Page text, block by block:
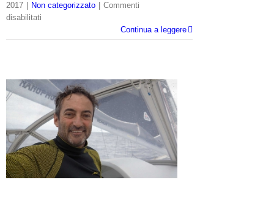
2017
Non categorizzato
Commenti
disabilitati
Vento
guida
ancora
la
gara,
domani
condizioni
meteo-
marine
“difficili”
Continua a leggere